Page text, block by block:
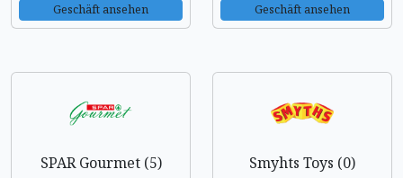
Geschäft ansehen Geschäft ansehen
SPAR Gourmet (5) Smyhts Toys (0)